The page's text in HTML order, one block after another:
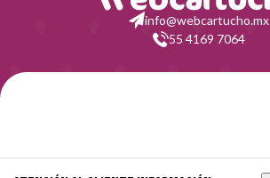
info@webcartucho.mx
55 4169 7064